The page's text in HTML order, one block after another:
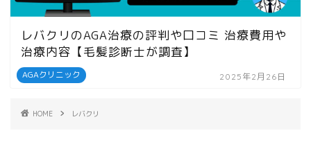
AGAクリニック
レバクリのAGA治療の評判や口コミ 治療費用や
治療内容【毛髪診断士が調査】
2025年2月26日
HOME レバクリ